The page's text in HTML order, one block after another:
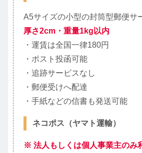
A5サイズの小型の封筒型郵便サ
厚さ2cm・重量1kg以内
・運賃は全国一律180円
・ポスト投函可能
・追跡サービスなし
・郵便受けへ配達
・手紙などの信書も発送可能
ネコポス（ヤマト運輸）
※ 法人もしくは個人事業主のみ